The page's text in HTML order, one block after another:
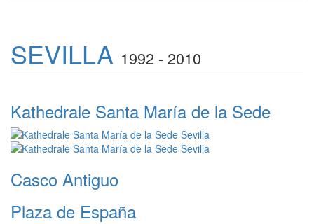
SEVILLA 1992 - 2010
Kathedrale Santa María de la Sede
Casco Antiguo
Plaza de España